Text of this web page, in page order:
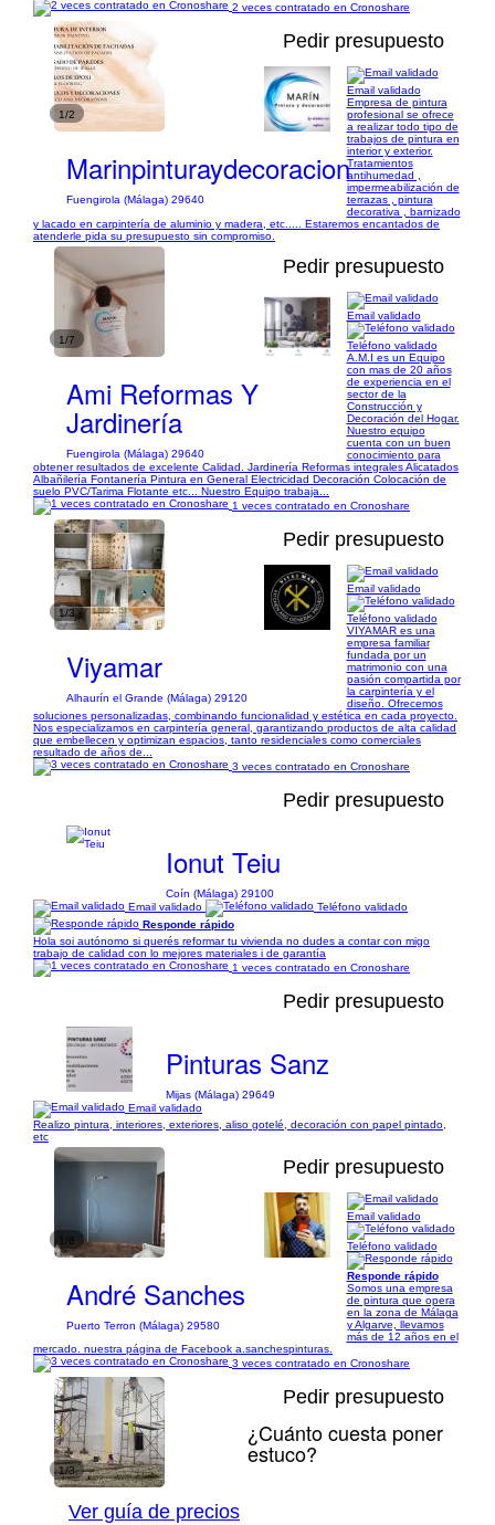
2 veces contratado en Cronoshare
1/2
Pedir presupuesto
Marinpinturaydecoracion
Fuengirola (Málaga) 29640
Email validado
Empresa de pintura
profesional se ofrece
a realizar todo tipo de
trabajos de pintura en
interior y exterior.
Tratamientos
antihumedad ,
impermeabilización de
terrazas , pintura
decorativa , barnizado
y lacado en carpintería de aluminio y madera, etc..... Estaremos encantados de
atenderle pida su presupuesto sin compromiso.
1/7
Pedir presupuesto
Ami Reformas Y
Jardinería
Fuengirola (Málaga) 29640
Email validado
Teléfono validado
A.M.I es un Equipo
con mas de 20 años
de experiencia en el
sector de la
Construcción y
Decoración del Hogar.
Nuestro equipo
cuenta con un buen
conocimiento para
obtener resultados de excelente Calidad. Jardinería Reformas integrales Alicatados
Albañilería Fontanería Pintura en General Electricidad Decoración Colocación de
suelo PVC/Tarima Flotante etc... Nuestro Equipo trabaja...
1 veces contratado en Cronoshare
1/3
Pedir presupuesto
Viyamar
Alhaurín el Grande (Málaga) 29120
Email validado
Teléfono validado
VIYAMAR es una
empresa familiar
fundada por un
matrimonio con una
pasión compartida por
la carpintería y el
diseño. Ofrecemos
soluciones personalizadas, combinando funcionalidad y estética en cada proyecto.
Nos especializamos en carpintería general, garantizando productos de alta calidad
que embellecen y optimizan espacios, tanto residenciales como comerciales
resultado de años de...
3 veces contratado en Cronoshare
Pedir presupuesto
Ionut Teiu
Coín (Málaga) 29100
Email validado
Teléfono validado
Responde rápido
Hola soi autónomo si querés reformar tu vivienda no dudes a contar con migo
trabajo de calidad con lo mejores materiales i de garantía
1 veces contratado en Cronoshare
Pedir presupuesto
Pinturas Sanz
Mijas (Málaga) 29649
Email validado
Realizo pintura, interiores, exteriores, aliso gotelé, decoración con papel pintado,
etc
1/6
Pedir presupuesto
André Sanches
Puerto Terron (Málaga) 29580
Email validado
Teléfono validado
Responde rápido
Somos una empresa
de pintura que opera
en la zona de Málaga
y Algarve, llevamos
más de 12 años en el
mercado. nuestra página de Facebook a.sanchespinturas.
3 veces contratado en Cronoshare
1/3
Pedir presupuesto
¿Cuánto cuesta poner
estuco?
Ver guía de precios